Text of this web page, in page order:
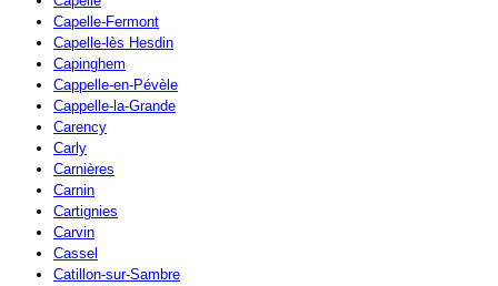
Capelle-Fermont
Capelle-lès Hesdin
Capinghem
Cappelle-en-Pévèle
Cappelle-la-Grande
Carency
Carly
Carnières
Carnin
Cartignies
Carvin
Cassel
Catillon-sur-Sambre